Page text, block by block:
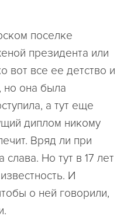
поселке
президента или
вот все ее детство и
но она была
а тут еще
диплом никому
Вряд ли при
Но тут в 17 лет
И
о ней говорили,